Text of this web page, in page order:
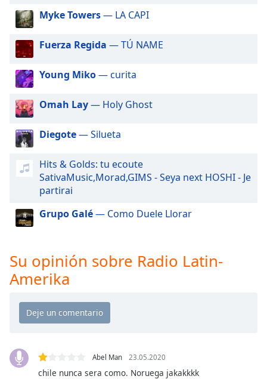
dialog
window.
Escape
cancel
close
window.
Color
Opacity
Background
Color
Opacity
Area
Background
Myke Towers— LA CAPI
Fuerza Regida — TÚ NAME
Young Miko— curita
Omah Lay— Holy Ghost
Diegote— Silueta
Hits & Golds: tu ecoute
SativaMusic,Morad,GIMS - Seya next HOSHI - Je
partirai
Grupo Galé— Como Duele Llorar
Su opinión sobre Radio Latin-
Amerika
Abel Man 23.05.2020
chile nunca sera como. Noruega jakakkkk